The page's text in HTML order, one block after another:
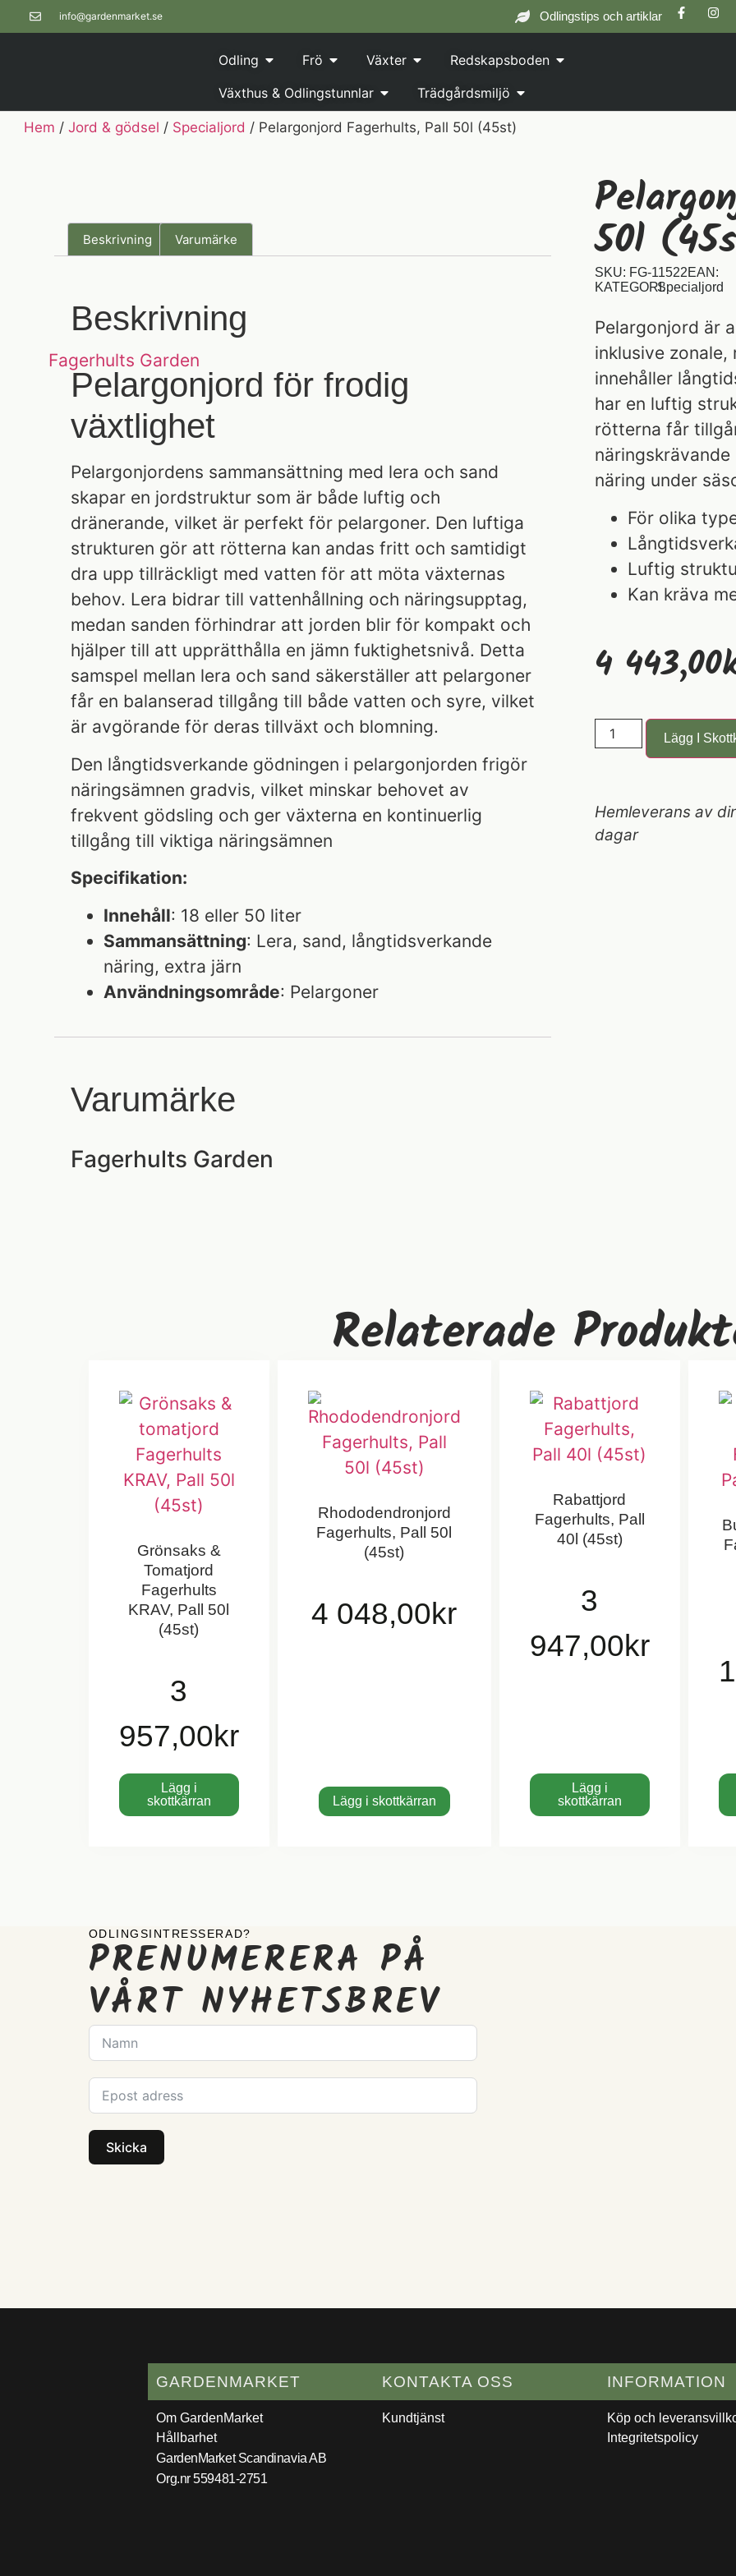
info@gardenmarket.se Odlingstips och artiklar
Odling Frö Växter
Redskapsboden
Växthus & Odlingstunnlar
Trädgårdsmiljö
Hem / Jord & gödsel / Specialjord / Pelargonjord Fagerhults, Pall 50l (45st)
Beskrivning Varumärke
Beskrivning
Pelargonjord för frodig
växtlighet
Pelargonjordens sammansättning med lera och sand
skapar en jordstruktur som är både luftig och
dränerande, vilket är perfekt för pelargoner. Den luftiga
strukturen gör att rötterna kan andas fritt och samtidigt
dra upp tillräckligt med vatten för att möta växternas
behov. Lera bidrar till vattenhållning och näringsupptag,
medan sanden förhindrar att jorden blir för kompakt och
hjälper till att upprätthålla en jämn fuktighetsnivå. Detta
samspel mellan lera och sand säkerställer att pelargoner
får en balanserad tillgång till både vatten och syre, vilket
är avgörande för deras tillväxt och blomning.
Den långtidsverkande gödningen i pelargonjorden frigör
näringsämnen gradvis, vilket minskar behovet av
frekvent gödsling och ger växterna en kontinuerlig
tillgång till viktiga näringsämnen
Specifikation:
Innehåll: 18 eller 50 liter
Sammansättning: Lera, sand, långtidsverkande
näring, extra järn
Användningsområde: Pelargoner
Varumärke
Fagerhults Garden
Fagerhults Garden
50l
SKU: FG-11522EAN:
KATEGORI:Specialjord
Pelargonjord är
inklusive zonale,
innehåller
har en luftig
rötterna får
näring under
För olika
Luftig
Kan kräva
4 443,00
Lägg I
Hemleverans av
dagar
Relaterade
Grönsaks &
Tomatjord
Fagerhults
KRAV, Pall 50l
(45st)
3
957,00kr
Lägg i
skottkärran
Rhododendronjord
Fagerhults, Pall 50l
(45st)
4 048,00kr
Lägg i skottkärran
Rabattjord
Fagerhults, Pall
40l (45st)
3
947,00kr
Lägg i
skottkärran
ODLINGSINTRESSERAD?
PRENUMERERA PÅ
VÅRT NYHETSBREV
Skicka
GARDENMARKET
Om GardenMarket
Hållbarhet
GardenMarket Scandinavia AB
Org.nr 559481-2751
KONTAKTA OSS
Kundtjänst
INFORMATION
Köp och
Integritetspolicy